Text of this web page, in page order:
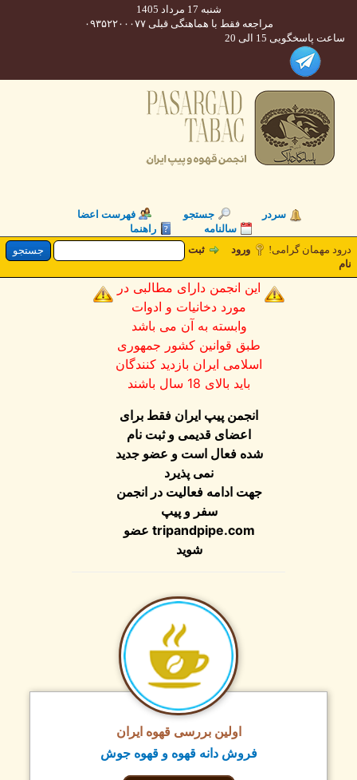
مراجعه فقط با هماهنگی قبلی ۰۹۳۵۲۲۰۰۰۷۷
پاسخگویی 15 الی 20
سردر جستجو
فهرست اعضا
سالنامه
راهنما
مهمان گرامی!
ورود ثبت
این انجمن دارای مطالبی در
مورد دخانیات و ادوات
وابسته به آن می باشد
طبق قوانین کشور جمهوری
اسلامی ایران بازدید کنندگان
باید بالای 18 سال باشند
انجمن پیپ ایران فقط برای
اعضای قدیمی و ثبت نام
شده فعال است و عضو جدید
نمی پذیرد
جهت ادامه فعالیت در انجمن
سفر و پیپ
tripandpipe.comعضو
شوید
اولین بررسی قهوه ایران
فروش دانه قهوه و قهوه جوش